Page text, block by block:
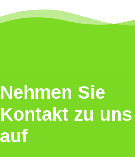
Nehmen Sie
Kontakt zu uns
auf